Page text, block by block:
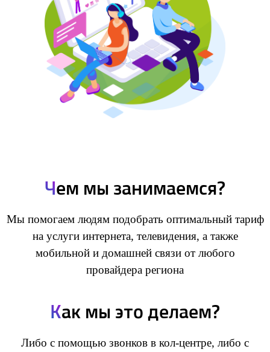
Чем мы занимаемся?
Мы помогаем людям подобрать оптимальный тариф
на услуги интернета, телевидения, а также
мобильной и домашней связи от любого
провайдера региона
Как мы это делаем?
Либо с помощью звонков в кол-центре, либо с